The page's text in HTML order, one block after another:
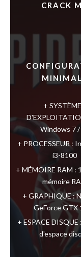
CRACK
SYSTÈME
Windows 7 /
PROCESSEUR :
i3-8100
MÉMOIRE RAM :
mémoire
GRAPHIQUE :
GeForce GTX
ESPACE DISQUE
d'espace